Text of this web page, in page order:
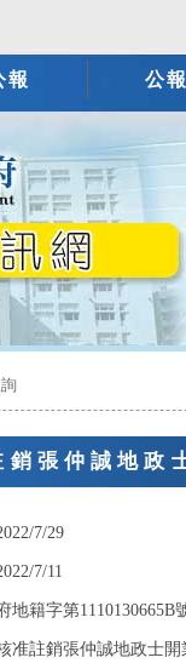
報 公
銷張仲誠地政
7/29
7/11
地籍字第1110130665B
准註銷張仲誠地政士開